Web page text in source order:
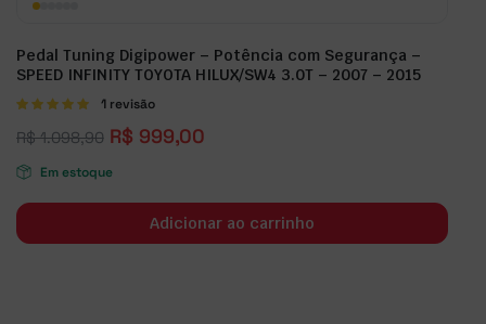
Pedal Tuning Digipower – Potência com Segurança –
SPEED INFINITY TOYOTA HILUX/SW4 3.0T – 2007 – 2015
Avaliação
1 revisão
R$1.098,90 R$ 999,00
Em estoque
Adicionar ao carrinho